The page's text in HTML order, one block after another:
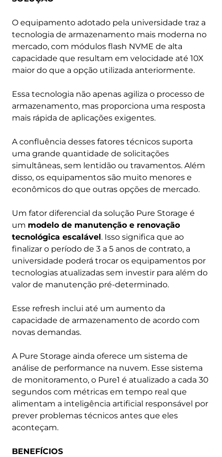
O equipamento adotado pela universidade traz a
tecnologia de armazenamento mais moderna no
mercado, com módulos flash NVME de alta
capacidade que resultam em velocidade até 10X
maior do que a opção utilizada anteriormente.
Essa tecnologia não apenas agiliza o processo de
armazenamento, mas proporciona uma resposta
mais rápida de aplicações exigentes.
A confluência desses fatores técnicos suporta
uma grande quantidade de solicitações
simultâneas, sem lentidão ou travamentos. Além
disso, os equipamentos são muito menores e
econômicos do que outras opções de mercado.
Um fator diferencial da solução Pure Storage é
um modelo de manutenção e renovação
tecnológica escalável. Isso significa que ao
finalizar o período de 3 a 5 anos de contrato, a
universidade poderá trocar os equipamentos por
tecnologias atualizadas sem investir para além do
valor de manutenção pré-determinado.
Esse refresh inclui até um aumento da
capacidade de armazenamento de acordo com
novas demandas.
A Pure Storage ainda oferece um sistema de
análise de performance na nuvem. Esse sistema
de monitoramento, o Pure1 é atualizado a cada 30
segundos com métricas em tempo real que
alimentam a inteligência artificial responsável por
prever problemas técnicos antes que eles
aconteçam.
BENEFÍCIOS